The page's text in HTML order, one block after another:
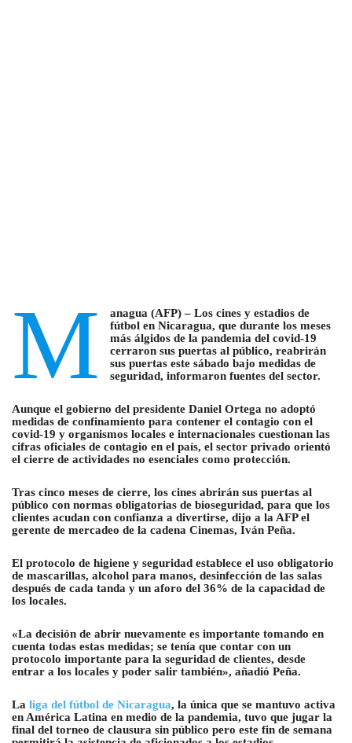
M
anagua (AFP) – Los cines y estadios de
fútbol en Nicaragua, que durante los meses
más álgidos de la pandemia del covid-19
cerraron sus puertas al público, reabrirán
sus puertas este sábado bajo medidas de
seguridad, informaron fuentes del sector.
Aunque el gobierno del presidente Daniel Ortega no adoptó
medidas de confinamiento para contener el contagio con el
covid-19 y organismos locales e internacionales cuestionan las
cifras oficiales de contagio en el país, el sector privado orientó
el cierre de actividades no esenciales como protección.
Tras cinco meses de cierre, los cines abrirán sus puertas al
público con normas obligatorias de bioseguridad, para que los
clientes acudan con confianza a divertirse, dijo a la AFP el
gerente de mercadeo de la cadena Cinemas, Iván Peña.
El protocolo de higiene y seguridad establece el uso obligatorio
de mascarillas, alcohol para manos, desinfección de las salas
después de cada tanda y un aforo del 36% de la capacidad de
los locales.
«La decisión de abrir nuevamente es importante tomando en
cuenta todas estas medidas; se tenía que contar con un
protocolo importante para la seguridad de clientes, desde
entrar a los locales y poder salir también», añadió Peña.
La liga del fútbol de Nicaragua, la única que se mantuvo activa
en América Latina en medio de la pandemia, tuvo que jugar la
final del torneo de clausura sin público pero este fin de semana